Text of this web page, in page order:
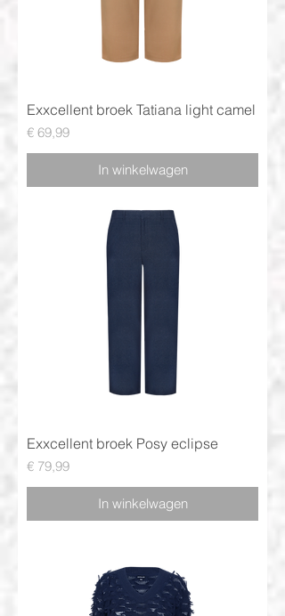
Exxcellent broek Tatiana light camel
Prijs
€ 69,99
In winkelwagen
Exxcellent broek Posy eclipse
Prijs
€ 79,99
In winkelwagen